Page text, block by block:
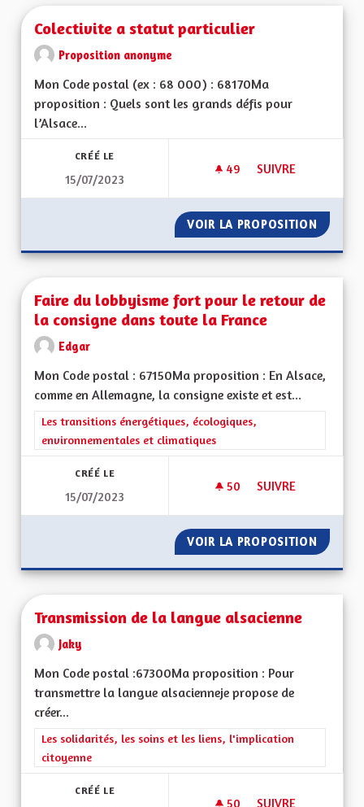
Colectivite a statut particulier
Proposition anonyme
Mon Code postal (ex : 68 000) : 68170Ma
proposition : Quels sont les grands défis pour
l’Alsace...
CRÉÉ LE
15/07/2023
49 49 ABONNÉS
SUIVRE
VOIR LA PROPOSITION
Faire du lobbyisme fort pour le retour de
la consigne dans toute la France
Edgar
Mon Code postal : 67150Ma proposition : En Alsace,
comme en Allemagne, la consigne existe et est...
Filtrer les résultats de la catégorie : Les transitions
Les transitions énergétiques, écologiques,
environnementales et climatiques
CRÉÉ LE
15/07/2023
50 50 ABONNÉS
SUIVRE
VOIR LA PROPOSITION FAIRE
Transmission de la langue alsacienne
Jaky
Mon Code postal :67300Ma proposition : Pour
transmettre la langue alsacienneje propose de
créer...
Filtrer les résultats de la catégorie : Les solidarités, les soins
Les solidarités, les soins et les liens, l'implication
citoyenne
CRÉÉ LE
50 50 ABONNÉS
SUIVRE